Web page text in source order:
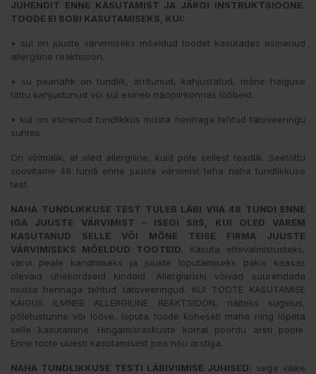
JUHENDIT ENNE KASUTAMIST JA JÄRGI INSTRUKTSIOONE.
TOODE EI SOBI KASUTAMISEKS, KUI:
• sul on juuste värvimiseks mõeldud toodet kasutades esinenud
allergiline reaktsioon.
• su peanahk on tundlik, ärritunud, kahjustatud, mõne haiguse
tõttu kahjustunud või sul esineb näopiirkonnas lööbeid.
• kui on esinenud tundlikkus musta hennaga tehtud tätoveeringu
suhtes.
On võimalik, et oled allergiline, kuid pole sellest teadlik. Seetõttu
soovitame 48 tundi enne juuste värvimist teha naha tundlikkuse
test.
NAHA TUNDLIKKUSE TEST TULEB LÄBI VIIA 48 TUNDI ENNE
IGA JUUSTE VÄRVIMIST – ISEGI SIIS, KUI OLED VAREM
KASUTANUD SELLE VÕI MÕNE TEISE FIRMA JUUSTE
VÄRVIMISEKS MÕELDUD TOOTEID. Kasuta ettevalmistusteks,
värvi peale kandmiseks ja juuste loputamiseks pakis kaasas
olevaid ühekordseid kindaid. Allergiariski võivad suurendada
musta hennaga tehtud tätoveeringud. KUI TOOTE KASUTAMISE
KÄIGUS ILMNEB ALLERGILINE REAKTSIOON, näiteks sügelus,
põletustunne või lööve, loputa toode koheselt maha ning lõpeta
selle kasutamine. Hingamisraskuste korral pöördu arsti poole.
Enne toote uuesti kasutamisest pea nõu arstiga.
NAHA TUNDLIKKUSE TESTI LÄBIVIIMISE JUHISED: sega väike